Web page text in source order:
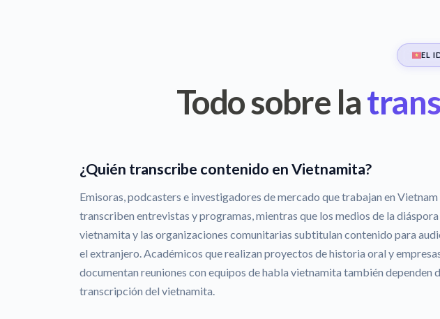
EL
Todo sobre la
¿Quién transcribe contenido en Vietnamita?
Emisoras, podcasters e investigadores de mercado que trabajan en Vietnam
transcriben entrevistas y programas, mientras que los medios de la diáspora
vietnamita y las organizaciones comunitarias subtitulan contenido para
el extranjero. Académicos que realizan proyectos de historia oral y
documentan reuniones con equipos de habla vietnamita también dependen
transcripción del vietnamita.